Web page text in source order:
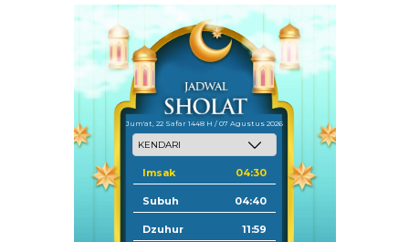
Jum'at, 22 Safar 1448 H / 07 Agustus 2026
Imsak 04:30
Subuh 04:40
Dzuhur 11:59